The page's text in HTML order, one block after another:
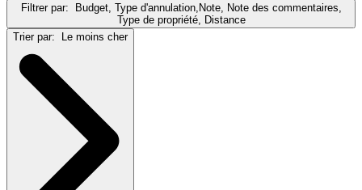
Filtrer par: Budget, Type d'annulation,Note, Note des commentaires,
Type de propriété, Distance
Trier par: Le moins cher